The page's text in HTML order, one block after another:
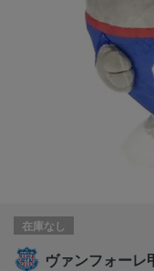
在庫なし
ヴァンフォーレ